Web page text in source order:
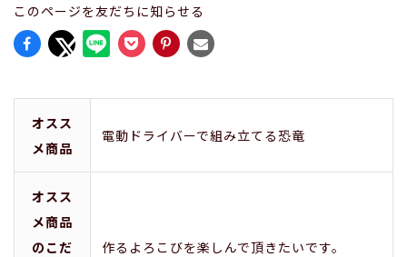
このページを友だちに知らせる
オスス
メ商品
電動ドライバーで組み立てる恐竜
オスス
メ商品
のこだ
作るよろこびを楽しんで頂きたいです。